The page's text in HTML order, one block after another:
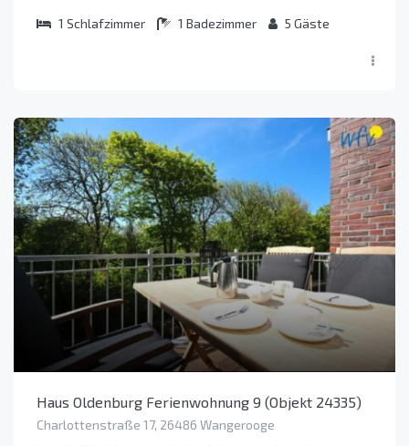
1 Schlafzimmer 1 Badezimmer 5 Gäste
Haus Oldenburg Ferienwohnung 9 (Objekt 24335)
Charlottenstraße 17, 26486 Wangerooge